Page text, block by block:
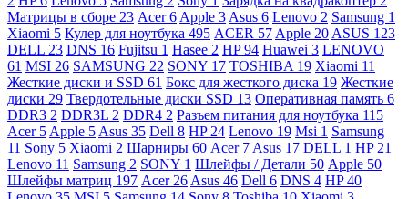
Матрицы в сборе 23 Acer6 Apple 3 Asus 6 Lenovo 2 Samsung 1
Xiaomi 5 Кулер для ноутбука 495 ACER 57 Apple 20 ASUS 123
DELL 23 DNS 16 Fujitsu 1 Hasee 2 HP94 Huawei 3 LENOVO
61 MSI 26 SAMSUNG 22 SONY 17 TOSHIBA 19 Xiaomi 11
Жесткие диски и SSD 61 Бокс для жесткого диска 19 Жесткие
диски 29 Твердотельные диски SSD 13 Оперативная память 6
DDR3 2 DDR3L 2 DDR4 2 Разъем питания для ноутбука 115
Acer 5 Apple 5 Asus 35 Dell 8 HP 24 Lenovo 19 Msi 1 Samsung
11 Sony 5 Xiaomi 2 Шарниры 60 Acer 7 Asus 17 DELL 1 HP 21
Lenovo 11 Samsung 2 SONY 1 Шлейфы / Детали 50 Apple 50
Шлейфы матриц 197 Acer 26 Asus 46 Dell 6 DNS 4 HP40